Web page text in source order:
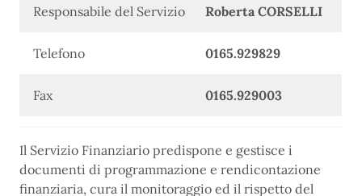
Responsabile del Servizio Roberta CORSELLI
Telefono 0165.929829
Fax 0165.929003
Il Servizio Finanziario predispone e gestisce i
documenti di programmazione e rendicontazione
finanziaria, cura il monitoraggio ed il rispetto del